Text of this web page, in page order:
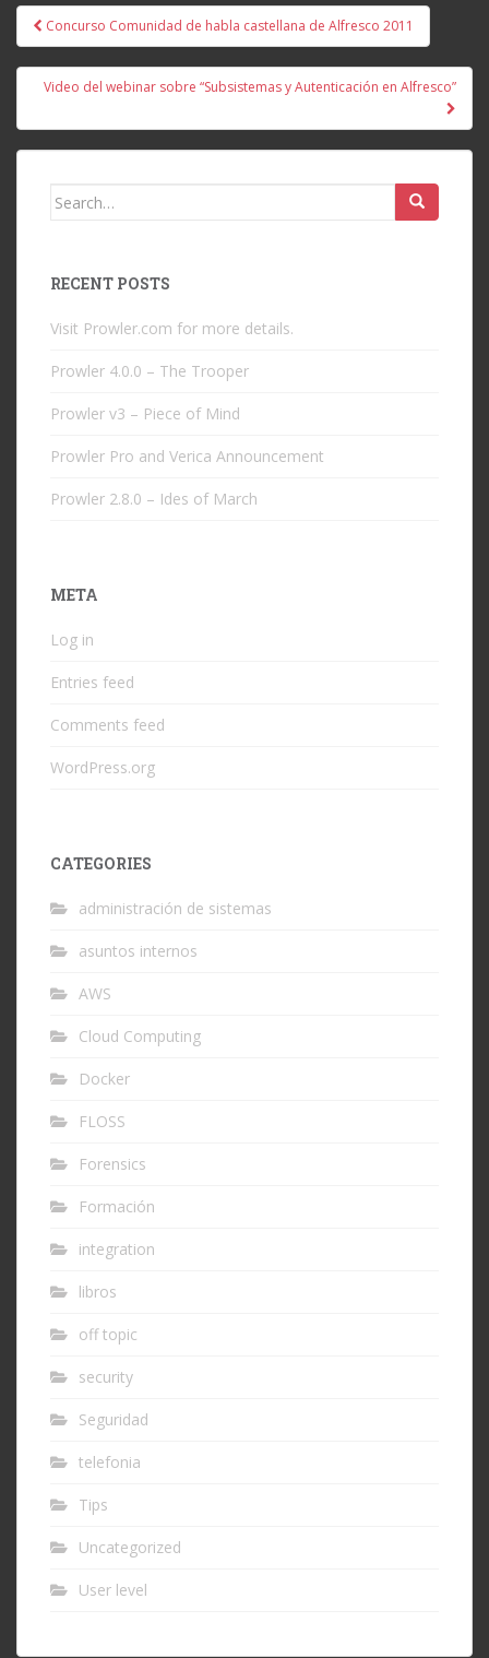
Post
navigation
Concurso Comunidad de habla castellana de Alfresco 2011
Video del webinar sobre “Subsistemas y Autenticación en Alfresco”
Search
RECENT POSTS
Visit Prowler.com for more details.
Prowler 4.0.0 – The Trooper
Prowler v3 – Piece of Mind
Prowler Pro and Verica Announcement
Prowler 2.8.0 – Ides of March
META
Log in
Entries feed
Comments feed
WordPress.org
CATEGORIES
administración de sistemas
asuntos internos
AWS
Cloud Computing
Docker
FLOSS
Forensics
Formación
integration
libros
off topic
security
Seguridad
telefonia
Tips
Uncategorized
User level